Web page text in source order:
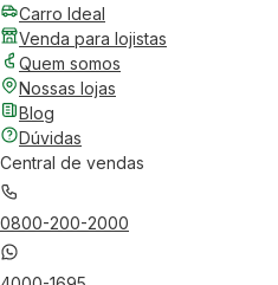
Carro Ideal
Venda para lojistas
Quem somos
Nossas lojas
Blog
Dúvidas
Central de vendas
0800-200-2000